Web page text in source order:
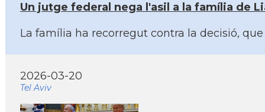
Un jutge federal nega l'asil a la família de
La família ha recorregut contra la decisió,
2026-03-20
Tel Aviv